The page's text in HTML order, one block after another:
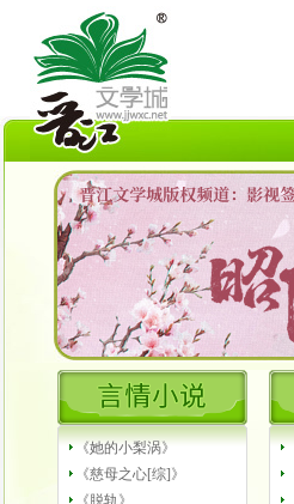
《她的小梨涡》
《慈母之心[综]》
《脱轨》